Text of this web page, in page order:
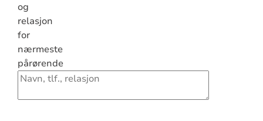
og
relasjon
for
nærmeste
pårørende